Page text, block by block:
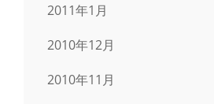
2011年1月
2010年12月
2010年11月